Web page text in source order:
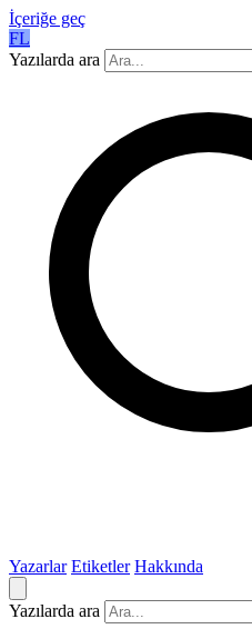
İçeriğe geç
FL
Yazılarda ara
Yazarlar Etiketler Hakkında
Yazılarda ara